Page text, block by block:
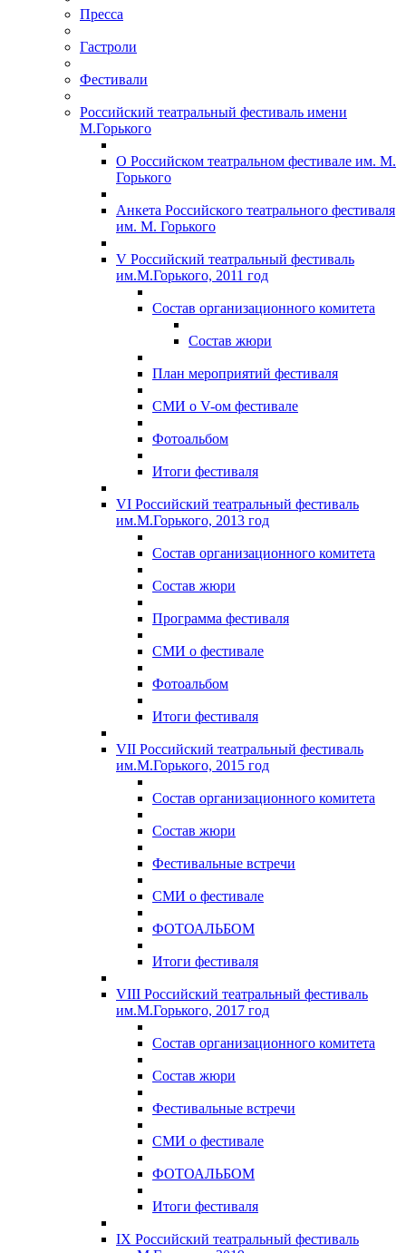
Пресса
Гастроли
Фестивали
Российский театральный фестиваль имени
М.Горького
О Российском театральном фестивале им. М.
Горького
Анкета Российского театрального фестиваля
им. М. Горького
V Российский театральный фестиваль
им.М.Горького, 2011 год
Состав организационного комитета
Состав жюри
План мероприятий фестиваля
СМИ о V-ом фестивале
Фотоальбом
Итоги фестиваля
VI Российский театральный фестиваль
им.М.Горького, 2013 год
Состав организационного комитета
Состав жюри
Программа фестиваля
СМИ о фестивале
Фотоальбом
Итоги фестиваля
VII Российский театральный фестиваль
им.М.Горького, 2015 год
Состав организационного комитета
Состав жюри
Фестивальные встречи
СМИ о фестивале
ФОТОАЛЬБОМ
Итоги фестиваля
VIII Российский театральный фестиваль
им.М.Горького, 2017 год
Состав организационного комитета
Состав жюри
Фестивальные встречи
СМИ о фестивале
ФОТОАЛЬБОМ
Итоги фестиваля
IX Российский театральный фестиваль